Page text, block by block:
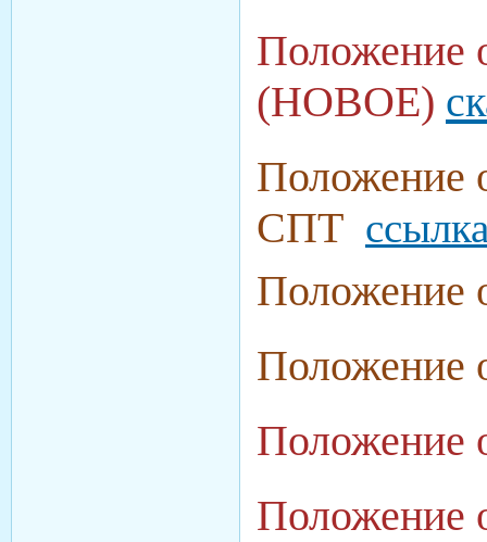
Положение
(НОВОЕ)
Положение
СПТ
Положение
Положение
Положение
Положение